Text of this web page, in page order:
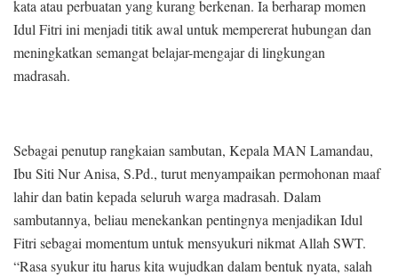
kata atau perbuatan yang kurang berkenan. Ia berharap momen
Idul Fitri ini menjadi titik awal untuk mempererat hubungan dan
meningkatkan semangat belajar-mengajar di lingkungan
madrasah.
Sebagai penutup rangkaian sambutan, Kepala MAN Lamandau,
Ibu Siti Nur Anisa, S.Pd., turut menyampaikan permohonan maaf
lahir dan batin kepada seluruh warga madrasah. Dalam
sambutannya, beliau menekankan pentingnya menjadikan Idul
Fitri sebagai momentum untuk mensyukuri nikmat Allah SWT.
“Rasa syukur itu harus kita wujudkan dalam bentuk nyata, salah